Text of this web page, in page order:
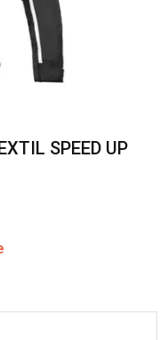
SPEED UP